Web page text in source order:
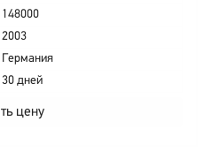
148000
2003
Германия
30 дней
цену